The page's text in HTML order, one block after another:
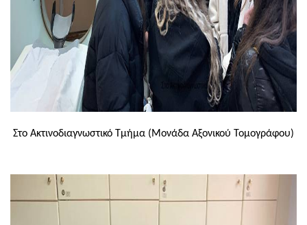
Στο Ακτινοδιαγνωστικό Τμήμα (Μονάδα Αξονικού Τομογράφου)